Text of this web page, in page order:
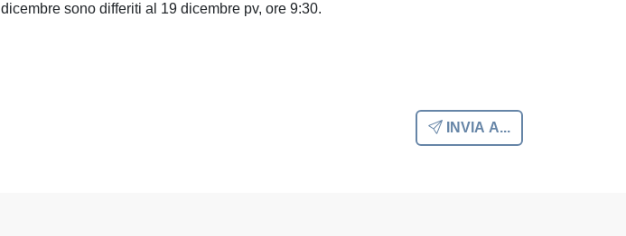
sono differiti al 19 dicembre pv, ore 9:30.
INVIA A...